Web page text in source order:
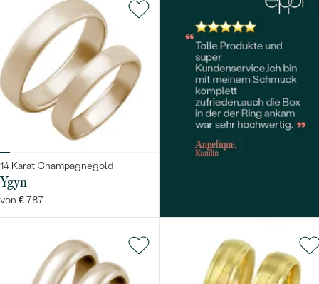
14 Karat Champagnegold
Ygyn
von € 787